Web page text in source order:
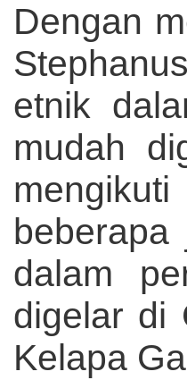
Dengan
etnik
mudah
dalam
digelar di
Kelapa